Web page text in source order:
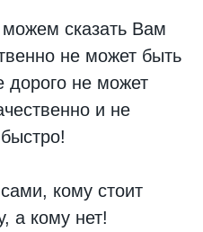
сказать Вам
не может быть
дорого не может
и не
кому стоит
а кому нет!